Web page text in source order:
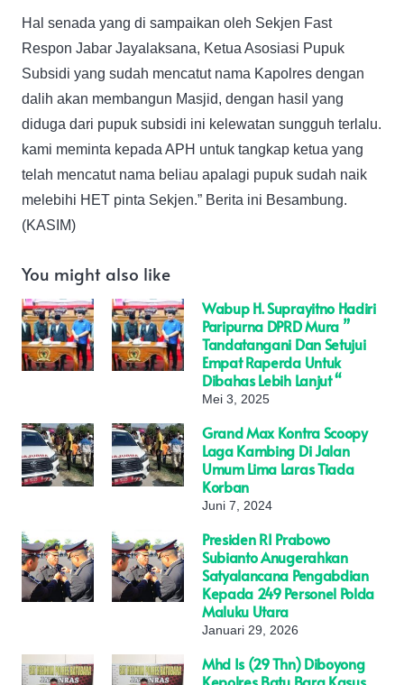
Hal senada yang di sampaikan oleh Sekjen Fast
Respon Jabar Jayalaksana, Ketua Asosiasi Pupuk
Subsidi yang sudah mencatut nama Kapolres dengan
dalih akan membangun Masjid, dengan hasil yang
diduga dari pupuk subsidi ini kelewatan sungguh terlalu.
kami meminta kepada APH untuk tangkap ketua yang
telah mencatut nama beliau apalagi pupuk sudah naik
melebihi HET pinta Sekjen.” Berita ini Besambung.
(KASIM)
You might also like
Wabup H. Suprayitno Hadiri
Paripurna DPRD Mura ”
Tandatangani Dan Setujui
Empat Raperda Untuk
Dibahas Lebih Lanjut “
Mei 3, 2025
Grand Max Kontra Scoopy
Laga Kambing Di Jalan
Umum Lima Laras Tiada
Korban
Juni 7, 2024
Presiden RI Prabowo
Subianto Anugerahkan
Satyalancana Pengabdian
Kepada 249 Personel Polda
Maluku Utara
Januari 29, 2026
Mhd Is (29 Thn) Diboyong